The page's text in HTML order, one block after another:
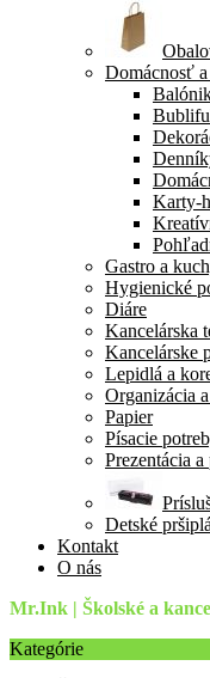
Domácnosť
Karty-
Gastro a
Hygienické
Diáre
Kancelárska
Kancelárske
Lepidlá a
Organizácia
Papier
Písacie
Prezentácia
Detské
Kontakt
O nás
Mr.Ink | Školské a
Kategórie